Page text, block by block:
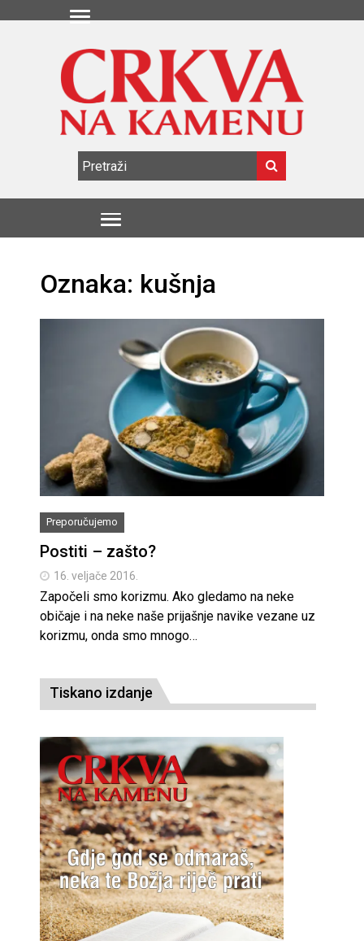
Oznaka: kušnja
Preporučujemo
Postiti – zašto?
16. veljače 2016.
Započeli smo korizmu. Ako gledamo na neke
običaje i na neke naše prijašnje navike vezane uz
korizmu, onda smo mnogo…
Tiskano izdanje